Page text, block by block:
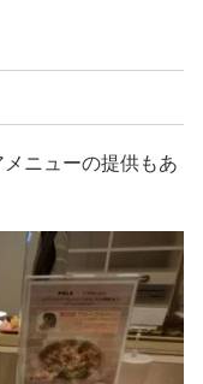
ニューの提供もあ